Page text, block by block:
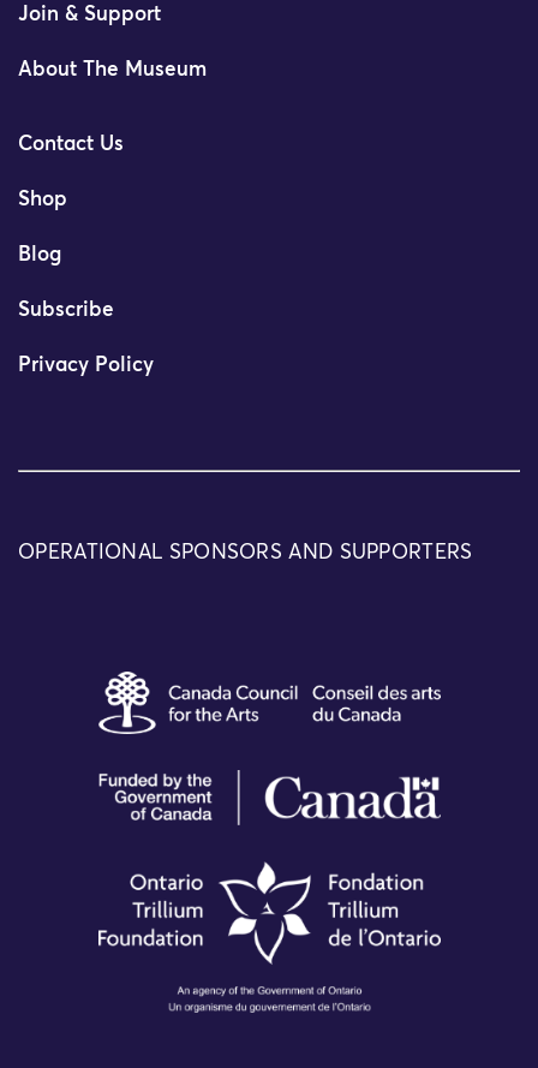
Join & Support
About The Museum
Contact Us
Shop
Blog
Subscribe
Privacy Policy
OPERATIONAL SPONSORS AND SUPPORTERS